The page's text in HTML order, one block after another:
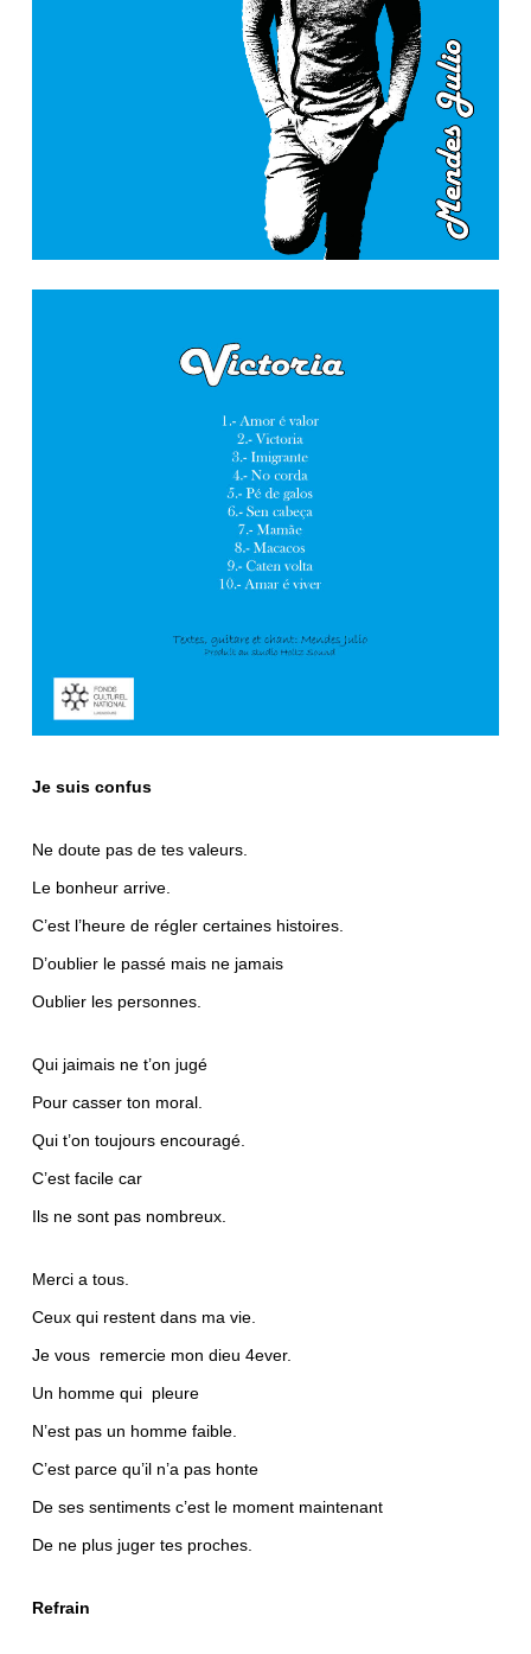
Je suis confus
Ne doute pas de tes valeurs.
Le bonheur arrive.
C’est l’heure de régler certaines histoires.
D’oublier le passé mais ne jamais
Oublier les personnes.
Qui jaimais ne t’on jugé
Pour casser ton moral.
Qui t’on toujours encouragé.
C’est facile car
Ils ne sont pas nombreux.
Merci a tous.
Ceux qui restent dans ma vie.
Je vous remercie mon dieu 4ever.
Un homme qui pleure
N’est pas un homme faible.
C’est parce qu’il n’a pas honte
De ses sentiments c’est le moment maintenant
De ne plus juger tes proches.
Refrain